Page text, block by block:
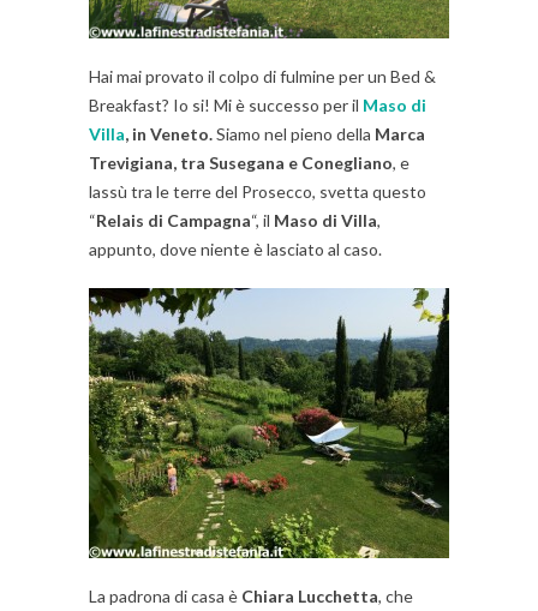
Hai mai provato il colpo di fulmine per un Bed &
Breakfast? Io si! Mi è successo per il Maso di
Villa, in Veneto.Siamo nel pieno della Marca
Trevigiana, tra Susegana e Conegliano, e
lassù tra le terre del Prosecco, svetta questo
“Relais di Campagna“, il Maso di Villa,
appunto, dove niente è lasciato al caso.
La padrona di casa è Chiara Lucchetta, che